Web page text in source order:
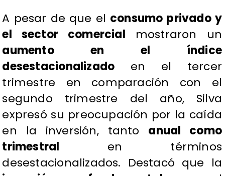
A pesar de que el consumo privado y
el sector comercial mostraron un
aumento en el índice
desestacionalizado en el tercer
trimestre en comparación con el
segundo trimestre del año, Silva
expresó su preocupación por la caída
en la inversión, tanto anual como
trimestral en términos
desestacionalizados. Destacó que la